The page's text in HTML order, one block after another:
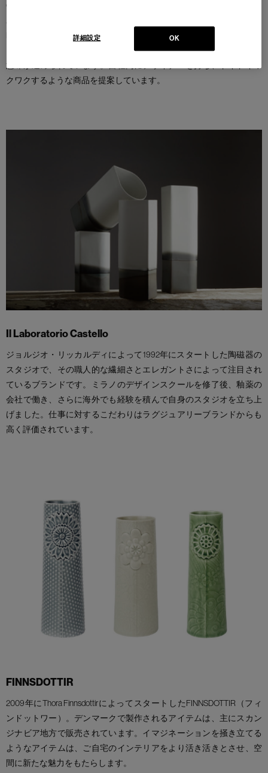
Capel（ギッテ・ユール・カペル）、Klaus Johl Pedersen（クラウス・
ユール・ペデルセン）の3人兄弟によって、2001年に設立された
HOUSE DOCTOR（ハウスドクター）。このブランド名には、ユニー
クで自分のためのインテリアを作るための治療法を提案するという
意味が込められています。自社内にデザイナーを持ち、ドキドキワ
クワクするような商品を提案しています。
Il Laboratorio Castello
ジョルジオ・リッカルディによって1992年にスタートした陶磁器の
スタジオで、その職人的な繊細さとエレガントさによって注目され
ているブランドです。ミラノのデザインスクールを修了後、釉薬の
会社で働き、さらに海外でも経験を積んで自身のスタジオを立ち上
げました。仕事に対するこだわりはラグジュアリーブランドからも
高く評価されています。
FINNSDOTTIR
2009年にThora FinnsdottirによってスタートしたFINNSDOTTIR（フィ
ンドットワー）。デンマークで製作されるアイテムは、主にスカン
ジナビア地方で販売されています。イマジネーションを掻き立てる
ようなアイテムは、ご自宅のインテリアをより活き活きとさせ、空
間に新たな魅力をもたらします。
OK
詳細設定